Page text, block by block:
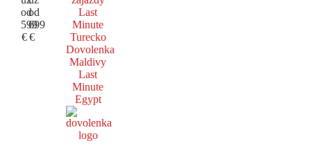
od
599
€
od
699
€
Last
Minute
Turecko
Dovolenka
Maldivy
Last
Minute
Egypt